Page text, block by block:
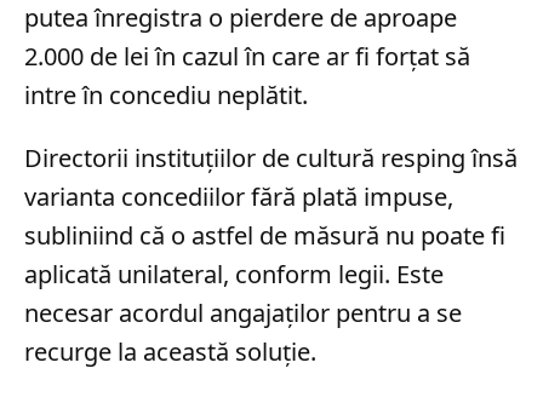
putea înregistra o pierdere de aproape
2.000 de lei în cazul în care ar fi forțat să
intre în concediu neplătit.
Directorii instituțiilor de cultură resping însă
varianta concediilor fără plată impuse,
subliniind că o astfel de măsură nu poate fi
aplicată unilateral, conform legii. Este
necesar acordul angajaților pentru a se
recurge la această soluție.